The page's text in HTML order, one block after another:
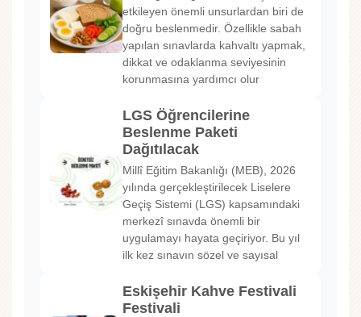
etkileyen önemli unsurlardan biri de
doğru beslenmedir. Özellikle sabah
yapılan sınavlarda kahvaltı yapmak,
dikkat ve odaklanma seviyesinin
korunmasına yardımcı olur
LGS Öğrencilerine
Beslenme Paketi
Dağıtılacak
Millî Eğitim Bakanlığı (MEB), 2026
yılında gerçekleştirilecek Liselere
Geçiş Sistemi (LGS) kapsamındaki
merkezî sınavda önemli bir
uygulamayı hayata geçiriyor. Bu yıl
ilk kez sınavın sözel ve sayısal
Eskişehir Kahve Festivali
Festivali